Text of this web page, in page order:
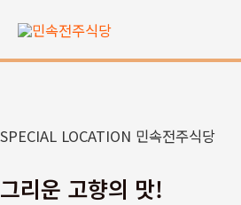
츠
너
기
SPECIAL LOCATION 민속전주식당
그리운 고향의 맛!